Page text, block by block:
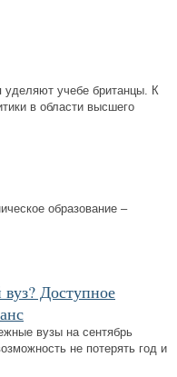
уделяют учебе британцы. К
в области высшего
образование –
Доступное
вузы на сентябрь
не потерять год и